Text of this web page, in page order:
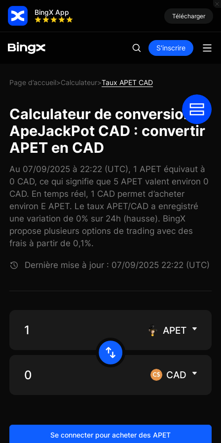
BingX App Télécharger
S'inscrire
Page d’accueil>Calculateur>Taux APET CAD
Calculateur de conversion
ApeJackPot CAD : convertir
APET en CAD
Au 07/09/2025 à 22:22 (UTC), 1 APET équivaut à
0 CAD, ce qui signifie que 5 APET valent environ 0
CAD. En temps réel, 1 CAD permet d’acheter
environ E APET. Le taux APET/CAD a enregistré
une variation de 0% sur 24h (hausse). BingX
propose plusieurs options de trading avec des
frais à partir de 0,1%.
Dernière mise à jour : 07/09/2025 22:22 (UTC)
APET
CAD
Se connecter pour acheter des APET